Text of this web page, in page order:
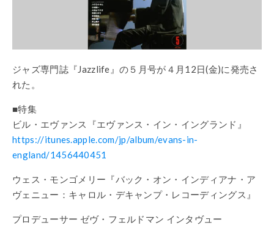
ジャズ専門誌『Jazzlife』の５月号が４月12日(金)に発売さ
れた。
■特集
ビル・エヴァンス『エヴァンス・イン・イングランド』
https://itunes.apple.com/jp/album/evans-in-
england/1456440451
ウェス・モンゴメリー『バック・オン・インディアナ・ア
ヴェニュー：キャロル・デキャンプ・レコーディングス』
プロデューサー ゼヴ・フェルドマン インタヴュー